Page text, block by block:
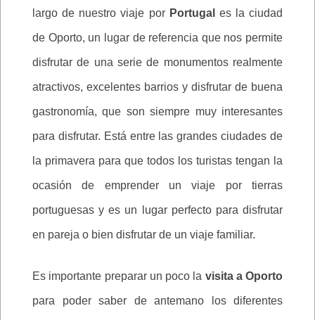
largo de nuestro viaje por Portugal es la ciudad
de Oporto, un lugar de referencia que nos permite
disfrutar de una serie de monumentos realmente
atractivos, excelentes barrios y disfrutar de buena
gastronomía, que son siempre muy interesantes
para disfrutar. Está entre las grandes ciudades de
la primavera para que todos los turistas tengan la
ocasión de emprender un viaje por tierras
portuguesas y es un lugar perfecto para disfrutar
en pareja o bien disfrutar de un viaje familiar.
Es importante preparar un poco la visita a Oporto
para poder saber de antemano los diferentes